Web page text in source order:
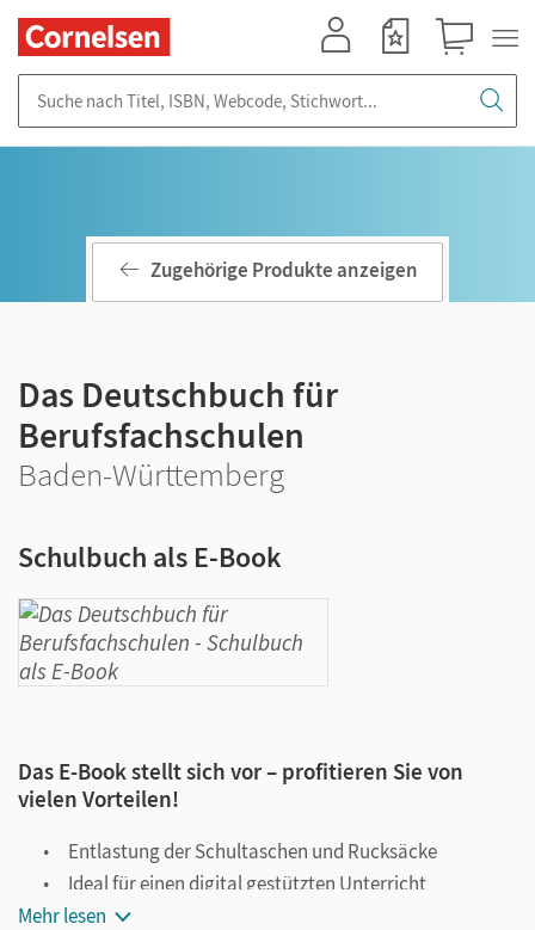
Zugehörige Produkte anzeigen
Das Deutschbuch für
Berufsfachschulen
Baden-Württemberg
Schulbuch als E-Book
Das E-Book stellt sich vor – profitieren Sie von
vielen Vorteilen!
Entlastung der Schultaschen und Rucksäcke
Ideal für einen digital gestützten Unterricht
Notiz- und Markierungsmöglichkeit
Mehr lesen